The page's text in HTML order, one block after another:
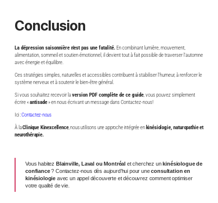
Conclusion
La dépression saisonnière n’est pas une fatalité. En combinant lumière, mouvement,
alimentation, sommeil et soutien émotionnel, il devient tout à fait possible de traverser l’automne
avec énergie et équilibre.
Ces stratégies simples, naturelles et accessibles contribuent à stabiliser l’humeur, à renforcer le
système nerveux et à soutenir le bien-être général.
Si vous souhaitez recevoir laversion PDF complète de ce guide , vous pouvez simplement
écrire «antisade» en nous écrivant un message dans Contactez-nous!
Ici :Contactez-nous
À laClinique Kinexcellence, nous utilisons une approche intégrée en kinésiologie, naturopathie et
neurothérapie.
Vous habitez Blainville, Laval ou Montréal et cherchez unkinésiologue de
confiance?Contactez-nous dès aujourd’hui pour uneconsultation en
kinésiologie avec un appel découverte et découvrez comment optimiser
votre qualité de vie.